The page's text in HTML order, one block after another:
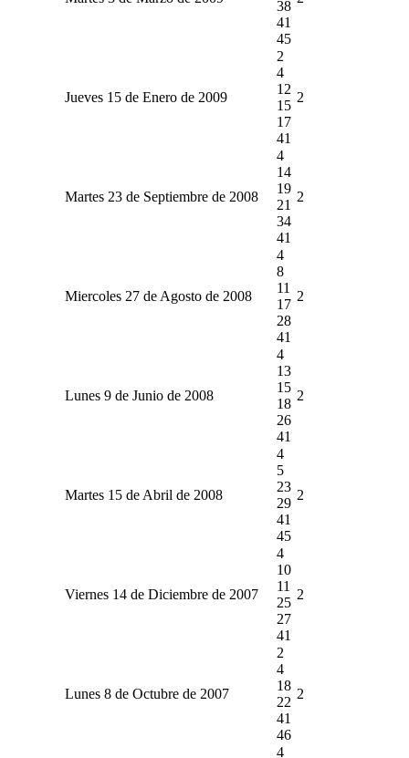
38
41
45
Jueves 15 de Enero de 2009
2
4
12
15
17
41
2
Martes 23 de Septiembre de 2008
4
14
19
21
34
41
2
Miercoles 27 de Agosto de 2008
4
8
11
17
28
41
2
Lunes 9 de Junio de 2008
4
13
15
18
26
41
2
Martes 15 de Abril de 2008
4
5
23
29
41
45
2
Viernes 14 de Diciembre de 2007
4
10
11
25
27
41
2
Lunes 8 de Octubre de 2007
2
4
18
22
41
46
2
4